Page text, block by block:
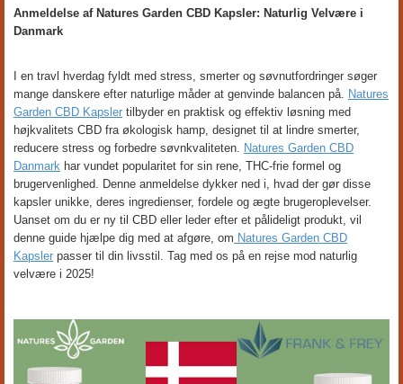
Anmeldelse af Natures Garden CBD Kapsler: Naturlig Velvære i
Danmark
I en travl hverdag fyldt med stress, smerter og søvnutfordringer søger
mange danskere efter naturlige måder at genvinde balancen på. Natures
Garden CBD Kapsler tilbyder en praktisk og effektiv løsning med
højkvalitets CBD fra økologisk hamp, designet til at lindre smerter,
reducere stress og forbedre søvnkvaliteten. Natures Garden CBD
Danmark har vundet popularitet for sin rene, THC-frie formel og
brugervenlighed. Denne anmeldelse dykker ned i, hvad der gør disse
kapsler unikke, deres ingredienser, fordele og ægte brugeroplevelser.
Uanset om du er ny til CBD eller leder efter et pålideligt produkt, vil
denne guide hjælpe dig med at afgøre, om Natures Garden CBD
Kapsler passer til din livsstil. Tag med os på en rejse mod naturlig
velvære i 2025!